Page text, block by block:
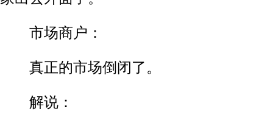
市场商户：
真正的市场倒闭了。
解说：